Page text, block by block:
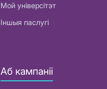
Мой універсітэт
Іншыя паслугі
Аб кампаніі